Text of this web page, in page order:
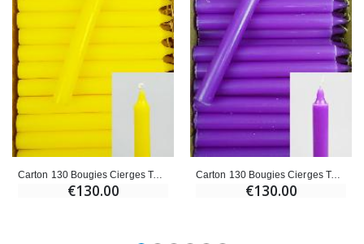
Carton 130 Bougies Cierges Teintées Masse Jaune
€130.00
Carton 130 Bougies Cierges Teintées Masse Violettes
€130.00